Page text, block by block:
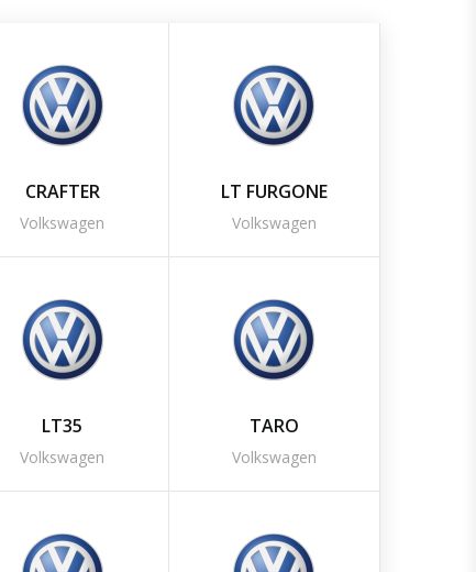
CRAFTER
Volkswagen
LT FURGONE
Volkswagen
LT35
Volkswagen
TARO
Volkswagen